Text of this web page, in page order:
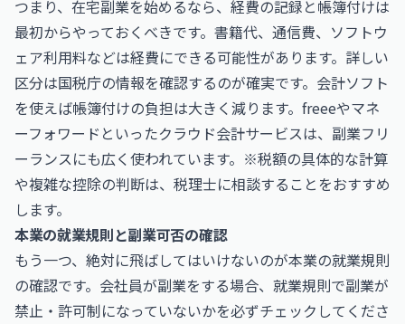
つまり、在宅副業を始めるなら、経費の記録と帳簿付けは
最初からやっておくべきです。書籍代、通信費、ソフトウ
ェア利用料などは経費にできる可能性があります。詳しい
区分は国税庁の情報を確認するのが確実です。会計ソフト
を使えば帳簿付けの負担は大きく減ります。 freeeやマネ
ーフォワード といったクラウド会計サービスは、副業フリ
ーランスにも広く使われています。※税額の具体的な計算
や複雑な控除の判断は、税理士に相談することをおすすめ
します。
本業の就業規則と副業可否の確認
もう一つ、絶対に飛ばしてはいけないのが本業の就業規則
の確認です。会社員が副業をする場合、就業規則で副業が
禁止・許可制になっていないかを必ずチェックしてくださ